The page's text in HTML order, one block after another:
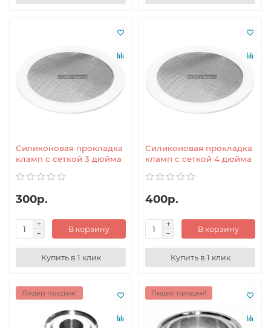
Силиконовая прокладка
кламп с сеткой 3 дюйма
300р.
В корзину
Купить в 1 клик
Силиконовая прокладка
кламп с сеткой 4 дюйма
400р.
В корзину
Купить в 1 клик
Лидер продаж! Лидер продаж!